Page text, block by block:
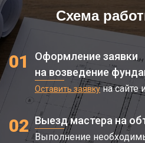
Схема
01
Оформление заявки
на возведение
Оставить заявкуна сайте
02 Выезд мастера на
Выполнение